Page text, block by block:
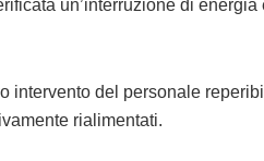
un’interruzione di
intervento del personale
rialimentati.